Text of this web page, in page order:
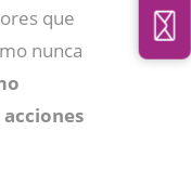
que
nunca
acciones